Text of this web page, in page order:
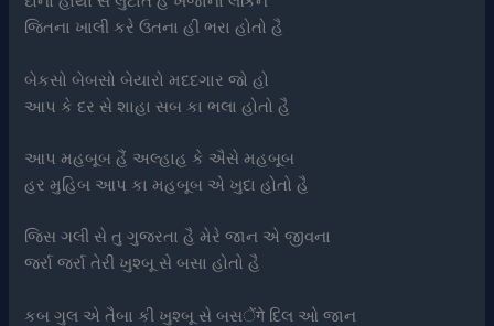
જિતના ખાલી કરે ઉતના હી ભરા હોતો હૈ
બેકસો બેબસો બેયારો મદદગાર જો હો
આપ કે દર સે શાહા સબ કા ભલા હોતો હૈ
આપ મહબૂબ હૈં અલ્હાહ કે ઐસે મહબૂબ
હર મુહિબ આપ કા મહબૂબ એ ખુદા હોતો હૈ
જિસ ગલી સે તુ ગુજરતા હૈ મેરે જાન એ જીવના
જર્રા જર્રા તેરી ખુશ્બૂ સે બસા હોતો હૈ
કબ ગુલ એ તૈબા કી ખુશ્બૂ સે બસेंगे દિલ ઓ જાન